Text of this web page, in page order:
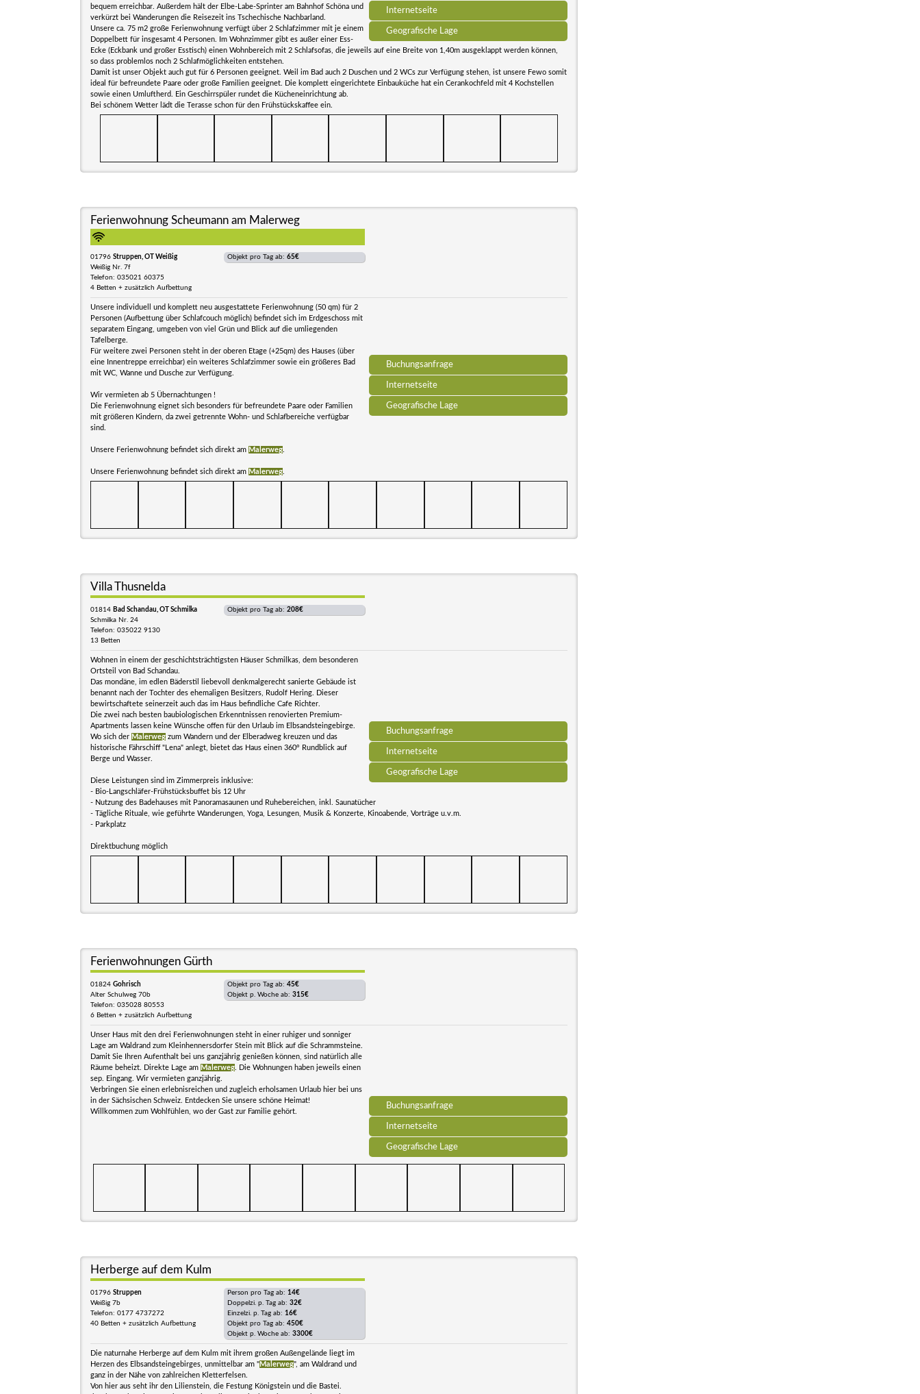
Internetseite
Geografische Lage
bequem erreichbar. Außerdem hält der Elbe-Labe-Sprinter am Bahnhof Schöna und
verkürzt bei Wanderungen die Reisezeit ins Tschechische Nachbarland.
Unsere ca. 75 m2 große Ferienwohnung verfügt über 2 Schlafzimmer mit je einem
Doppelbett für insgesamt 4 Personen. Im Wohnzimmer gibt es außer einer Ess-
Ecke (Eckbank und großer Esstisch) einen Wohnbereich mit 2 Schlafsofas, die jeweils auf eine Breite von 1,40m ausgeklappt werden können,
so dass problemlos noch 2 Schlafmöglichkeiten entstehen.
Damit ist unser Objekt auch gut für 6 Personen geeignet. Weil im Bad auch 2 Duschen und 2 WCs zur Verfügung stehen, ist unsere Fewo somit
ideal für befreundete Paare oder große Familien geeignet. Die komplett eingerichtete Einbauküche hat ein Cerankochfeld mit 4 Kochstellen
sowie einen Umluftherd. Ein Geschirrspüler rundet die Kücheneinrichtung ab.
Bei schönem Wetter lädt die Terasse schon für den Frühstückskaffee ein.
Buchungsanfrage
Internetseite
Geografische Lage
Ferienwohnung Scheumann am Malerweg
01796 Struppen, OT Weißig
Weißig Nr. 7f
Telefon: 035021 60375
4 Betten + zusätzlich Aufbettung
Objekt pro Tag ab: 65€
Unsere individuell und komplett neu ausgestattete Ferienwohnung (50 qm) für 2
Personen (Aufbettung über Schlafcouch möglich) befindet sich im Erdgeschoss mit
separatem Eingang, umgeben von viel Grün und Blick auf die umliegenden
Tafelberge.
Für weitere zwei Personen steht in der oberen Etage (+25qm) des Hauses (über
eine Innentreppe erreichbar) ein weiteres Schlafzimmer sowie ein größeres Bad
mit WC, Wanne und Dusche zur Verfügung.
Wir vermieten ab 5 Übernachtungen !
Die Ferienwohnung eignet sich besonders für befreundete Paare oder Familien
mit größeren Kindern, da zwei getrennte Wohn- und Schlafbereiche verfügbar
sind.
Unsere Ferienwohnung befindet sich direkt am Malerweg
Unsere Ferienwohnung befindet sich direkt am Malerweg
Buchungsanfrage
Internetseite
Geografische Lage
Villa Thusnelda
01814 Bad Schandau, OT Schmilka
Schmilka Nr. 24
Telefon: 035022 9130
13 Betten
Objekt pro Tag ab: 208€
Wohnen in einem der geschichtsträchtigsten Häuser Schmilkas, dem besonderen
Ortsteil von Bad Schandau.
Das mondäne, im edlen Bäderstil liebevoll denkmalgerecht sanierte Gebäude ist
benannt nach der Tochter des ehemaligen Besitzers, Rudolf Hering. Dieser
bewirtschaftete seinerzeit auch das im Haus befindliche Cafe Richter.
Die zwei nach besten baubiologischen Erkenntnissen renovierten Premium-
Apartments lassen keine Wünsche offen für den Urlaub im Elbsandsteingebirge.
Wo sich der Malerweg zum Wandern und der Elberadweg kreuzen und das
historische Fährschiff "Lena" anlegt, bietet das Haus einen 360° Rundblick auf
Berge und Wasser.
Diese Leistungen sind im Zimmerpreis inklusive:
- Bio-Langschläfer-Frühstücksbuffet bis 12 Uhr
- Nutzung des Badehauses mit Panoramasaunen und Ruhebereichen, inkl. Saunatücher
- Tägliche Rituale, wie geführte Wanderungen, Yoga, Lesungen, Musik & Konzerte, Kinoabende, Vorträge u.v.m.
- Parkplatz
Direktbuchung möglich
Buchungsanfrage
Internetseite
Geografische Lage
Ferienwohnungen Gürth
01824 Gohrisch
Alter Schulweg 70b
Telefon: 035028 80553
6 Betten + zusätzlich Aufbettung
Objekt pro Tag ab: 45€
Objekt p. Woche ab: 315€
Unser Haus mit den drei Ferienwohnungen steht in einer ruhiger und sonniger
Lage am Waldrand zum Kleinhennersdorfer Stein mit Blick auf die Schrammsteine.
Damit Sie Ihren Aufenthalt bei uns ganzjährig genießen können, sind natürlich alle
Räume beheizt. Direkte Lage am Malerweg . Die Wohnungen haben jeweils einen
sep. Eingang. Wir vermieten ganzjährig.
Verbringen Sie einen erlebnisreichen und zugleich erholsamen Urlaub hier bei uns
in der Sächsischen Schweiz. Entdecken Sie unsere schöne Heimat!
Willkommen zum Wohlfühlen, wo der Gast zur Familie gehört.
Herberge auf dem Kulm
01796 Struppen
Weißig 7b
Telefon: 0177 4737272
40 Betten + zusätzlich Aufbettung
Person pro Tag ab: 14€
Doppelzi. p. Tag ab: 32€
Einzelzi. p. Tag ab: 16€
Objekt pro Tag ab: 450€
Objekt p. Woche ab: 3300€
Die naturnahe Herberge auf dem Kulm mit ihrem großen Außengelände liegt im
Herzen des Elbsandsteingebirges, unmittelbar am "Malerweg", am Waldrand und
ganz in der Nähe von zahlreichen Kletterfelsen.
Von hier aus seht ihr den Lilienstein, die Festung Königstein und die Bastei.